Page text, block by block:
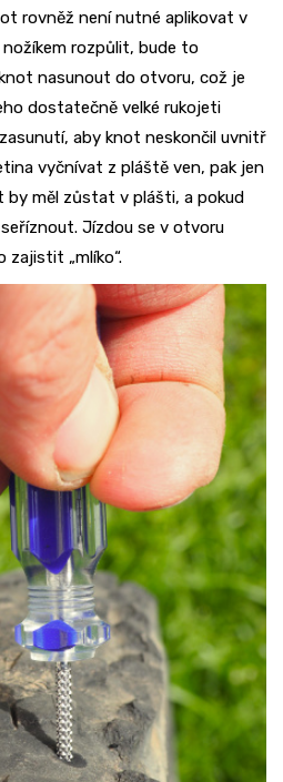
rovněž není nutné aplikovat v
nožíkem rozpůlit, bude to
nasunout do otvoru, což je
dostatečně velké rukojeti
aby knot neskončil uvnitř
vyčnívat z pláště ven, pak jen
by měl zůstat v plášti, a pokud
Jízdou se v otvoru
zajistit „mlíko“.